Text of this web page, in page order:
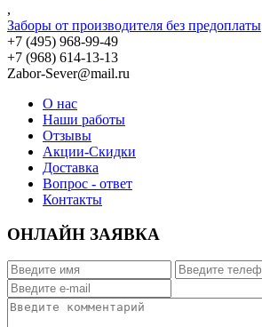
,
Заборы от производителя без предоплаты
+7 (495) 968-99-49
+7 (968) 614-13-13
Zabor-Sever@mail.ru
О нас
Наши работы
Отзывы
Акции-Скидки
Доставка
Вопрос - ответ
Контакты
ОНЛАЙН ЗАЯВКА